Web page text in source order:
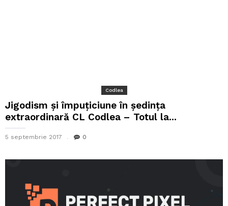
Codlea
Jigodism și împuțiciune în ședința
extraordinară CL Codlea – Totul la...
5 septembrie 2017 0